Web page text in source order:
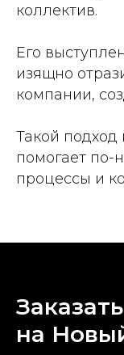
коллектив.
Его
изящно
компании,
Такой подход
помогает по-
процессы и
на